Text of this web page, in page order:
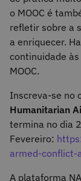
o MOOC é
refletir sobre a
a enriquecer.
continuidade
MOOC.
Inscreva-se no
Humanitarian
termina no dia
Fevereiro:
armed-conflict-
A plataforma